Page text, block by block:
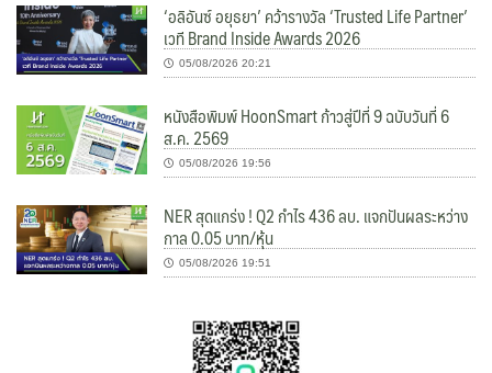
‘อลิอันซ์ อยุธยา’ คว้ารางวัล ‘Trusted Life Partner’
เวที Brand Inside Awards 2026
05/08/2026 20:21
หนังสือพิมพ์ HoonSmart ก้าวสู่ปีที่ 9 ฉบับวันที่ 6
ส.ค. 2569
05/08/2026 19:56
NER สุดแกร่ง ! Q2 กำไร 436 ลบ. แจกปันผลระหว่าง
กาล 0.05 บาท/หุ้น
05/08/2026 19:51